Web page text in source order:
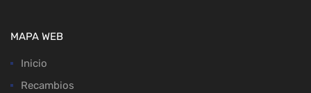
MAPA WEB
Inicio
Recambios